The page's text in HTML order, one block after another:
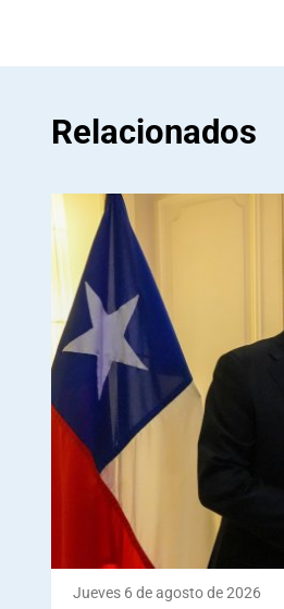
Relacionados
Jueves 6 de agosto de 2026